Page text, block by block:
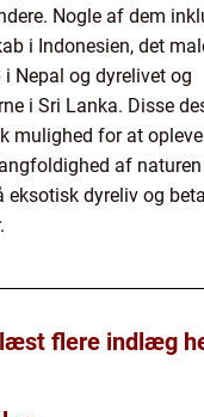
Nogle af dem
i Indonesien, det
Nepal og dyrelivet og
i Sri Lanka. Disse
mulighed for at
af naturen
dyreliv og
flere indlæg